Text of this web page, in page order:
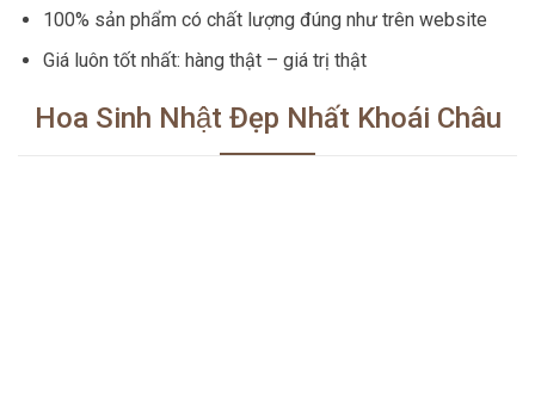
100% sản phẩm có chất lượng đúng như trên website
Giá luôn tốt nhất: hàng thật – giá trị thật
Hoa Sinh Nhật Đẹp Nhất Khoái Châu